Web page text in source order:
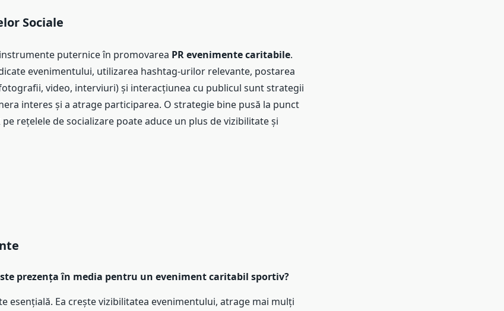
Sociale
puternice în promovarea PR evenimente caritabile.
evenimentului, utilizarea hashtag-urilor relevante, postarea
video, interviuri) și interacțiunea cu publicul sunt strategii
interes și a atrage participarea. O strategie bine pusă la punct
pe rețelele de socializare poate aduce un plus de vizibilitate și
prezența în media pentru un eveniment caritabil sportiv?
esențială. Ea crește vizibilitatea evenimentului, atrage mai mulți